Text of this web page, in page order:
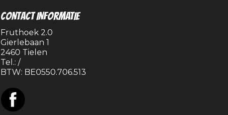
CONTACT INFORMATIE
Fruthoek 2.0
Gierlebaan 1
2460 Tielen
Tel.: /
BTW: BE0550.706.513